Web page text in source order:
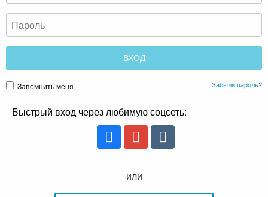
Запомнить меня Забыли пароль?
Быстрый вход через любимую соцсеть:
или